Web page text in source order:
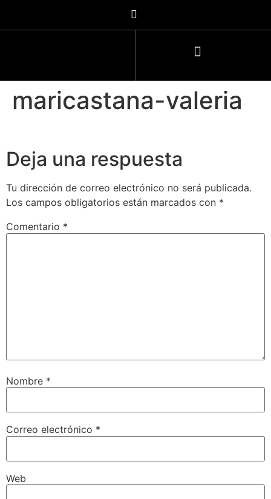
maricastana-valeria
Deja una respuesta
Tu dirección de correo electrónico no será publicada.
Los campos obligatorios están marcados con *
Comentario *
Nombre *
Correo electrónico *
Web